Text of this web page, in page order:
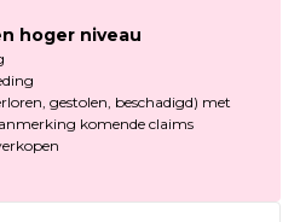
hoger niveau
gestolen, beschadigd) met
komende claims